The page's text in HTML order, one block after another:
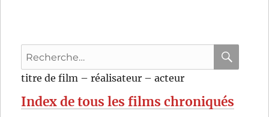
Recherche
pour
titre de film – réalisateur – acteur
Index de tous les films chroniqués